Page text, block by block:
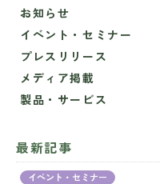
お知らせ
イベント・セミナー
プレスリリース
メディア掲載
製品・サービス
最新記事
イベント・セミナー